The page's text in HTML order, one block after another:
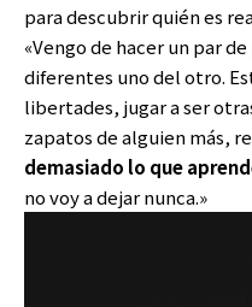
para descubrir quién es
«Vengo de hacer un par
diferentes uno del otro.
libertades, jugar a ser
zapatos de alguien más,
demasiado lo que
no voy a dejar nunca.»